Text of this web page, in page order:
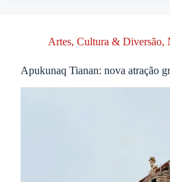
Artes, Cultura & Diversão,
Apukunaq Tianan: nova atração